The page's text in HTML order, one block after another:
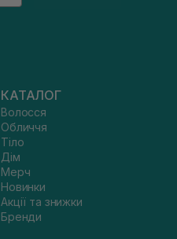
КАТАЛОГ
Волосся
Обличчя
Тіло
Дім
Мерч
Новинки
Акції та знижки
Бренди